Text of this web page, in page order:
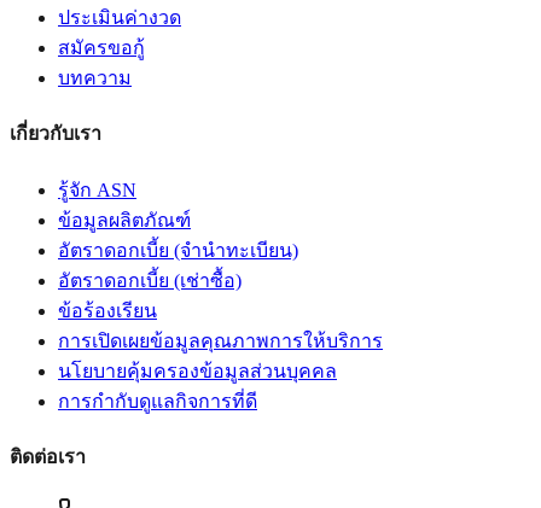
ประเมินค่างวด
สมัครขอกู้
บทความ
เกี่ยวกับเรา
รู้จัก ASN
ข้อมูลผลิตภัณฑ์
อัตราดอกเบี้ย (จำนำทะเบียน)
อัตราดอกเบี้ย (เช่าซื้อ)
ข้อร้องเรียน
การเปิดเผยข้อมูลคุณภาพการให้บริการ
นโยบายคุ้มครองข้อมูลส่วนบุคคล
การกำกับดูแลกิจการที่ดี
ติดต่อเรา